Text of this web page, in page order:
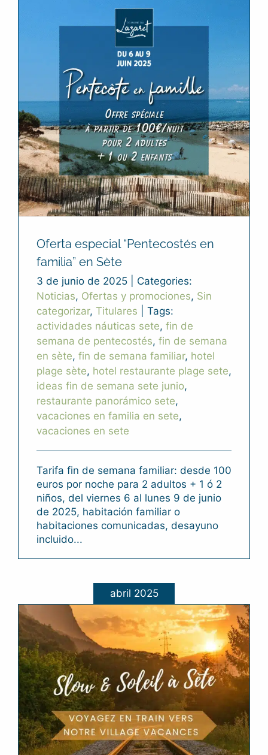
Oferta especial “Pentecostés en
familia” en Sète
3 de junio de 2025
Categories:
Noticias, Ofertas y promociones, Sin
categorizar, Titulares
Tags:
actividades náuticas sete, fin de
semana de pentecostés, fin de semana
en sète, fin de semana familiar, hotel
plage sète, hotel restaurante plage sete,
ideas fin de semana sete junio,
restaurante panorámico sete,
vacaciones en familia en sete,
vacaciones en sete
Tarifa fin de semana familiar: desde 100
euros por noche para 2 adultos + 1 ó 2
niños, del viernes 6 al lunes 9 de junio
de 2025, habitación familiar o
habitaciones comunicadas, desayuno
incluido...
abril 2025